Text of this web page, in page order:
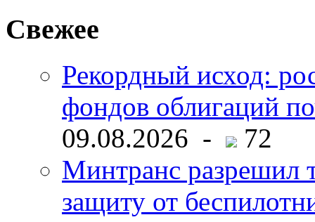
Свежее
Рекордный исход:
фондов облигаций
09.08.2026 -
72
Минтранс разрешил
защиту от